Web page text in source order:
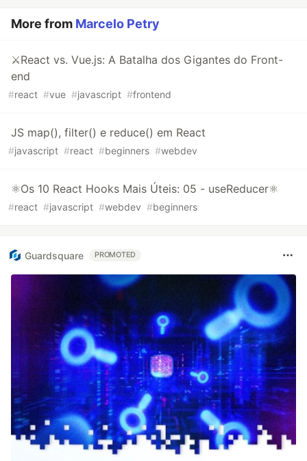
More from Marcelo Petry
⚔React vs. Vue.js: A Batalha dos Gigantes do Front-
end
#react #vue #javascript #frontend
JS map(), filter() e reduce() em React
#javascript #react #beginners #webdev
⚛Os 10 React Hooks Mais Úteis: 05 - useReducer⚛
#react #javascript #webdev #beginners
Guardsquare PROMOTED